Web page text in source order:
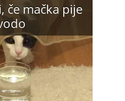
če mačka pije